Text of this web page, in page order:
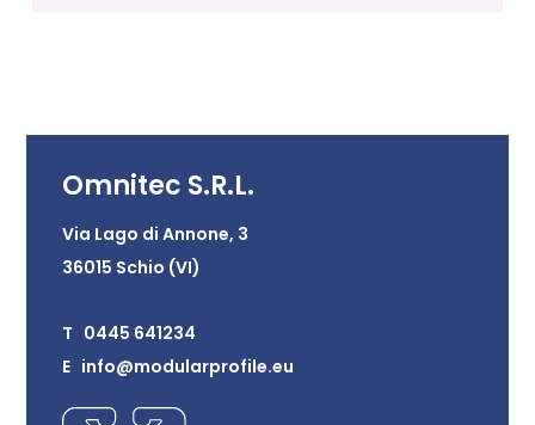
Omnitec S.R.L.
Via Lago di Annone, 3
36015 Schio (VI)
T 0445 641234
E info@modularprofile.eu